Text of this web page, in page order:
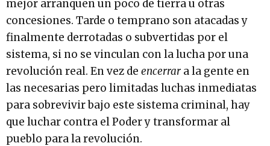
mejor arranquen un poco de tierra u otras
concesiones. Tarde o temprano son atacadas y
finalmente derrotadas o subvertidas por el
sistema, si no se vinculan con la lucha por una
revolución real. En vez de encerrar a la gente en
las necesarias pero limitadas luchas inmediatas
para sobrevivir bajo este sistema criminal, hay
que luchar contra el Poder y transformar al
pueblo para la revolución.